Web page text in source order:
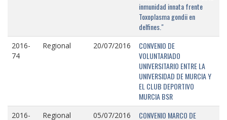
inmunidad innata frente
Toxoplasma gondii en
delfines."
2016-
74
Regional 20/07/2016
CONVENIO DE
VOLUNTARIADO
UNIVERSITARIO ENTRE LA
UNIVERSIDAD DE MURCIA Y
EL CLUB DEPORTIVO
MURCIA BSR
2016-
Regional 05/07/2016
CONVENIO MARCO DE